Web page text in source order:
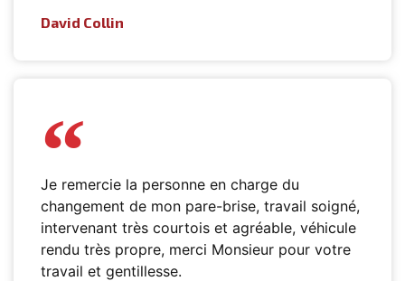
David Collin
Je remercie la personne en charge du
changement de mon pare-brise, travail soigné,
intervenant très courtois et agréable, véhicule
rendu très propre, merci Monsieur pour votre
travail et gentillesse.